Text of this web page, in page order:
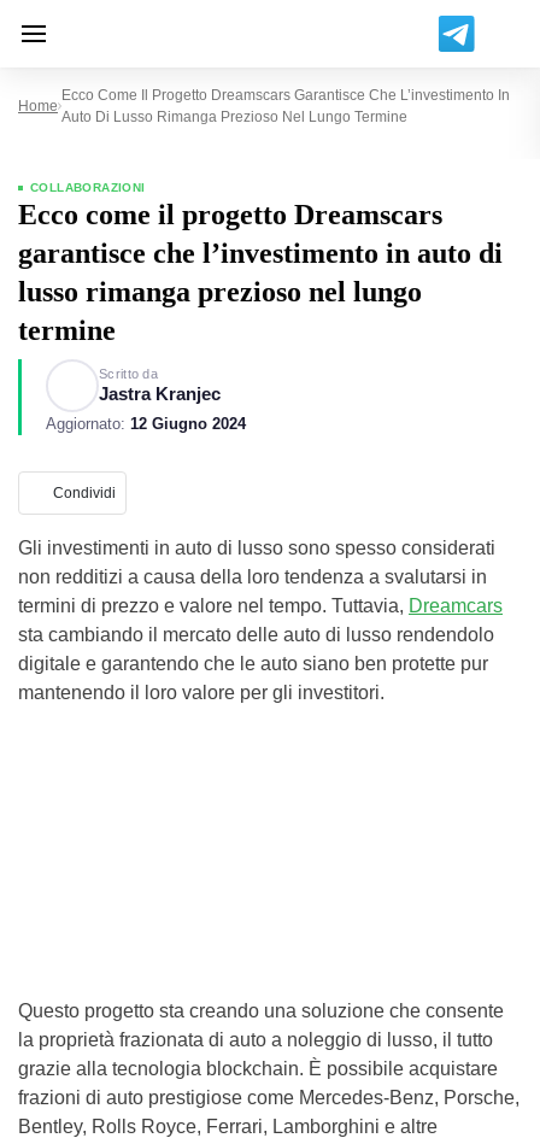
Home
Ecco Come Il Progetto Dreamscars Garantisce Che L’investimento In
Auto Di Lusso Rimanga Prezioso Nel Lungo Termine
COLLABORAZIONI
Ecco come il progetto Dreamscars
garantisce che l’investimento in auto di
lusso rimanga prezioso nel lungo
termine
Scritto da
Jastra Kranjec
Aggiornato: 12 Giugno 2024
Condividi
Gli investimenti in auto di lusso sono spesso considerati
non redditizi a causa della loro tendenza a svalutarsi in
termini di prezzo e valore nel tempo. Tuttavia, Dreamcars
sta cambiando il mercato delle auto di lusso rendendolo
digitale e garantendo che le auto siano ben protette pur
mantenendo il loro valore per gli investitori.
Questo progetto sta creando una soluzione che consente
la proprietà frazionata di auto a noleggio di lusso, il tutto
grazie alla tecnologia blockchain. È possibile acquistare
frazioni di auto prestigiose come Mercedes-Benz, Porsche,
Bentley, Rolls Royce, Ferrari, Lamborghini e altre